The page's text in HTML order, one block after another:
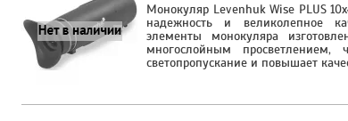
Монокуляр Levenhuk Wise PLUS
надежность и великолепное
элементы монокуляра
многослойным просветлением,
светопропускание и повышает